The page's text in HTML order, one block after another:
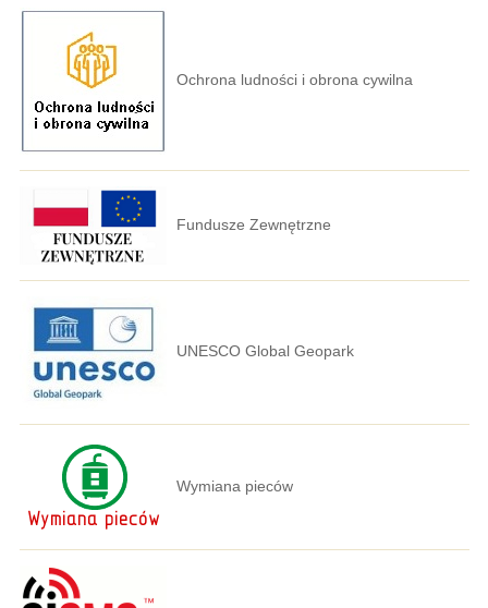
Ochrona ludności i obrona cywilna
Fundusze Zewnętrzne
UNESCO Global Geopark
Wymiana pieców